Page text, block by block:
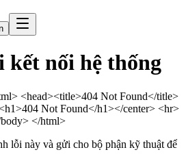
kết nối hệ thống
<head><title>404 Not Found</title>
Not Found</h1></center> <hr>
</html>
lỗi này và gửi cho bộ phận kỹ thuật để